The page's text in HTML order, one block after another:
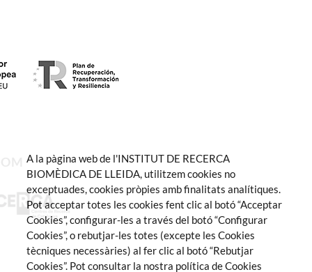
A la pàgina web de l'INSTITUT DE RECERCA
BIOMÈDICA DE LLEIDA, utilitzem cookies no
exceptuades, cookies pròpies amb finalitats analítiques.
Pot acceptar totes les cookies fent clic al botó “Acceptar
Cookies”, configurar-les a través del botó “Configurar
Cookies”, o rebutjar-les totes (excepte les Cookies
tècniques necessàries) al fer clic al botó “Rebutjar
Cookies”. Pot consultar la nostra política de Cookies